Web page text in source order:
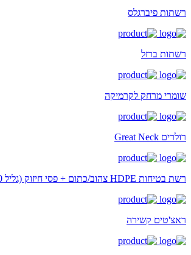
רשתות פיברגלס
רשתות ברזל
שומרי מרחק לקרמיקה
רולרים Great Neck
רשת בטיחות HDPE צהוב/כתום + פסי חיזוק (גליל 50 מ"א)
ראצ'טים קשירה